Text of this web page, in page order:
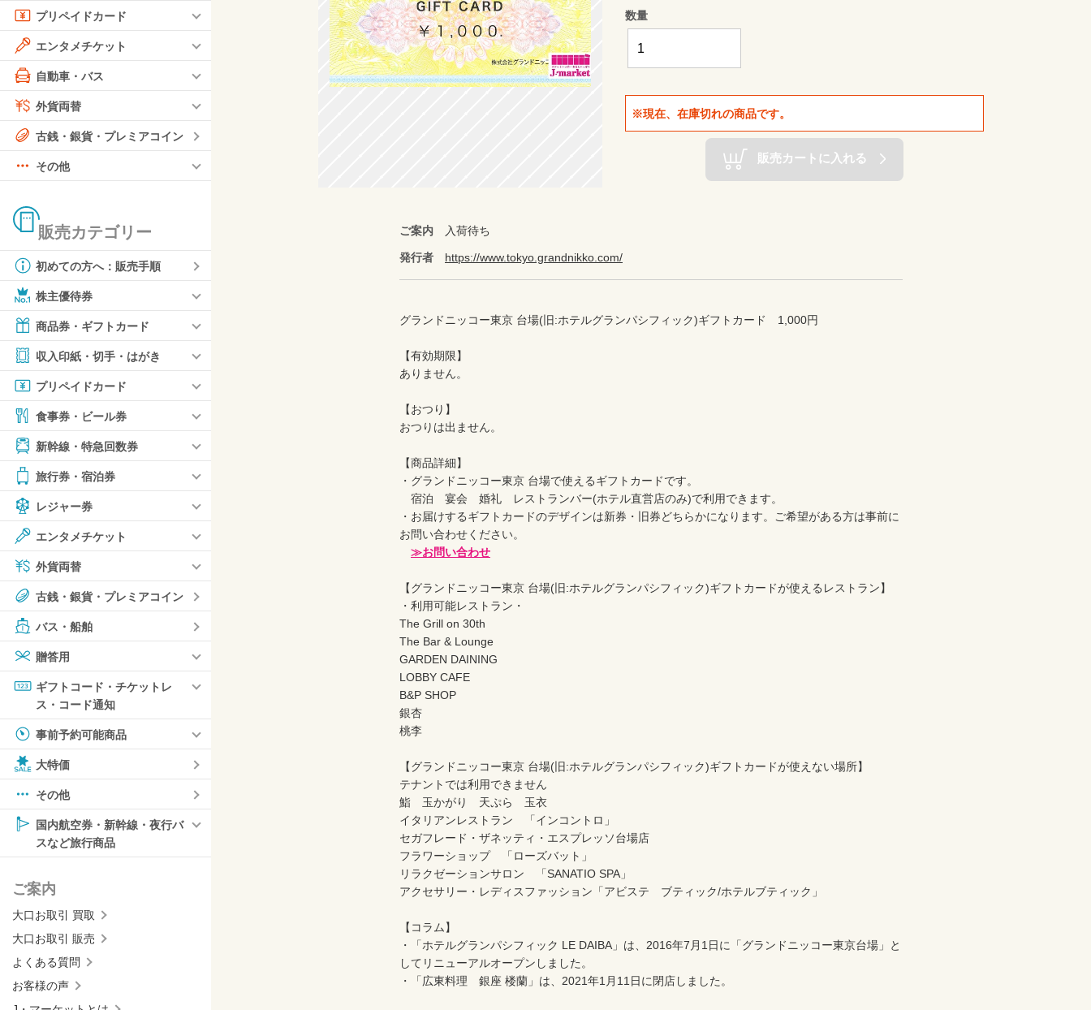
プリペイドカード
エンタメチケット
自動車・バス
外貨両替
古銭・銀貨・プレミアコイン
その他
販売カテゴリー
初めての方へ：販売手順
株主優待券
商品券・ギフトカード
収入印紙・切手・はがき
プリペイドカード
食事券・ビール券
新幹線・特急回数券
旅行券・宿泊券
レジャー券
エンタメチケット
外貨両替
古銭・銀貨・プレミアコイン
バス・船舶
贈答用
ギフトコード・チケットレ
ス・コード通知
事前予約可能商品
大特価
その他
国内航空券・新幹線・夜行バ
スなど旅行商品
ご案内
大口お取引 買取
大口お取引 販売
よくある質問
お客様の声
数量
※現在、在庫切れの商品です。
販売カートに入れる
ご案内 入荷待ち
発行者 https://www.tokyo.grandnikko.com/
グランドニッコー東京 台場(旧:ホテルグランパシフィック)ギフトカード　1,000円
【有効期限】
ありません。
【おつり】
おつりは出ません。
【商品詳細】
・グランドニッコー東京 台場で使えるギフトカードです。
宿泊　宴会　婚礼　レストランバー(ホテル直営店のみ)で利用できます。
・お届けするギフトカードのデザインは新券・旧券どちらかになります。ご希望がある方は事前に
お問い合わせください。
≫お問い合わせ
【グランドニッコー東京 台場(旧:ホテルグランパシフィック)ギフトカードが使えるレストラン】
・利用可能レストラン・
The Grill on 30th
The Bar & Lounge
GARDEN DAINING
LOBBY CAFE
B&P SHOP
銀杏
桃李
【グランドニッコー東京 台場(旧:ホテルグランパシフィック)ギフトカードが使えない場所】
テナントでは利用できません
鮨　玉かがり　天ぷら　玉衣
イタリアンレストラン　「インコントロ」
セガフレード・ザネッティ・エスプレッソ台場店
フラワーショップ　「ローズバット」
リラクゼーションサロン　「SANATIO SPA」
アクセサリー・レディスファッション「アビステ　ブティック/ホテルブティック」
【コラム】
・「ホテルグランパシフィック LE DAIBA」は、2016年7月1日に「グランドニッコー東京台場」と
してリニューアルオープンしました。
・「広東料理　銀座 楼蘭」は、2021年1月11日に閉店しました。